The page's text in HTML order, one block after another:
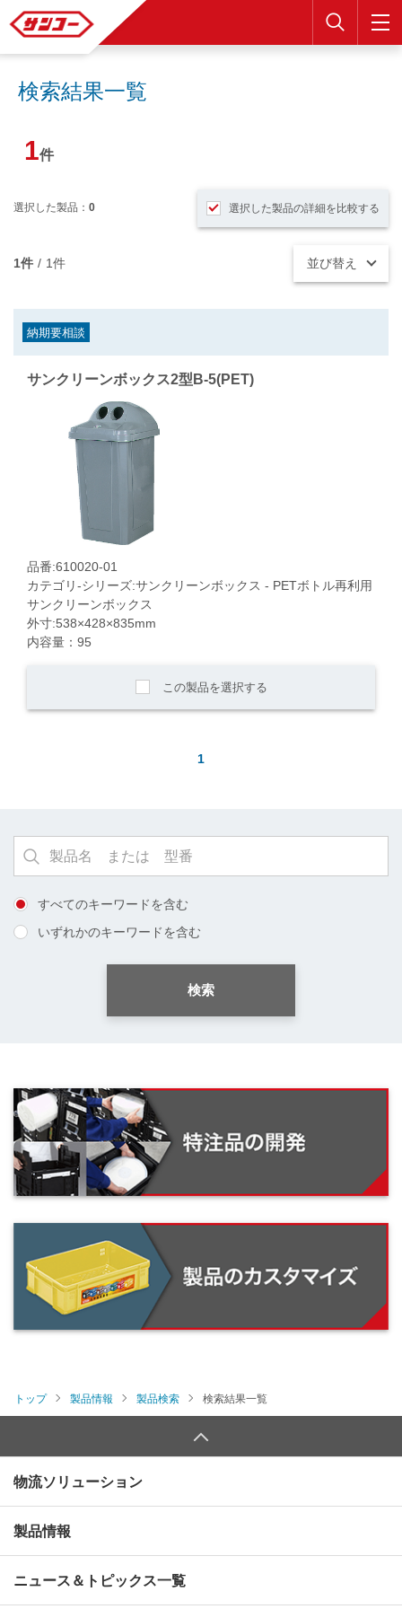
検索
検索結果一覧
1件
選択した製品： 0 選択した製品の詳細を比較する
1件 / 1件 並び替え
納期要相談
サンクリーンボックス2型B-5(PET)
品番:610020-01
カテゴリ-シリーズ:サンクリーンボックス - PETボトル再利用
サンクリーンボックス
外寸:538×428×835mm
内容量：95
この製品を選択する
1
すべてのキーワードを含む
いずれかのキーワードを含む
トップ 製品情報 製品検索 検索結果一覧
物流ソリューション
製品情報
ニュース＆トピックス一覧